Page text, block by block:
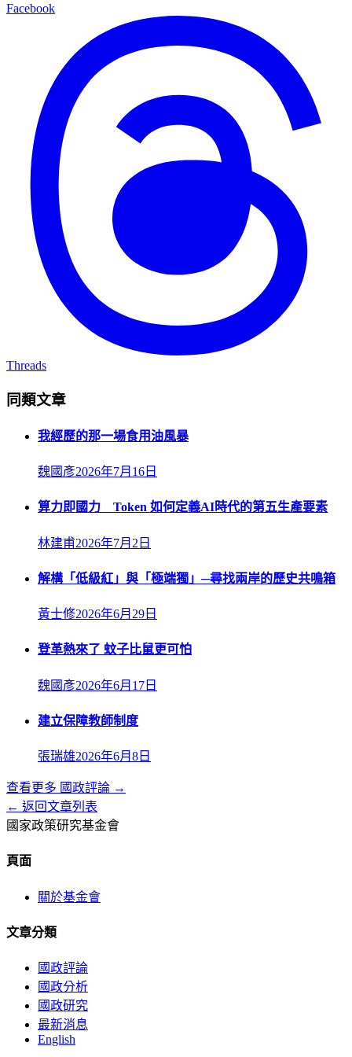
Facebook
Threads
同類文章
我經歷的那一場食用油風暴
魏國彥2026年7月16日
算力即國力 Token 如何定義AI時代的第五生產要素
林建甫2026年7月2日
解構「低級紅」與「極端獨」─尋找兩岸的歷史共鳴箱
黃士修2026年6月29日
登革熱來了 蚊子比鼠更可怕
魏國彥2026年6月17日
建立保障教師制度
張瑞雄2026年6月8日
查看更多 國政評論 →
← 返回文章列表
國家政策研究基金會
頁面
關於基金會
文章分類
國政評論
國政分析
國政研究
最新消息
English